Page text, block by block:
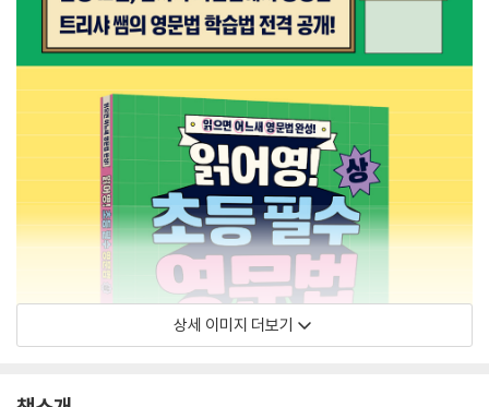
상세 이미지 더보기